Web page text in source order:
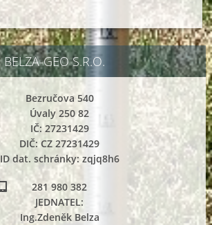
BELZA-GEO S.R.O.
Bezručova 540
Úvaly 250 82
IČ: 27231429
DIČ: CZ 27231429
ID dat. schránky: zqjq8h6
281 980 382
JEDNATEL:
Ing.Zdeněk Belza